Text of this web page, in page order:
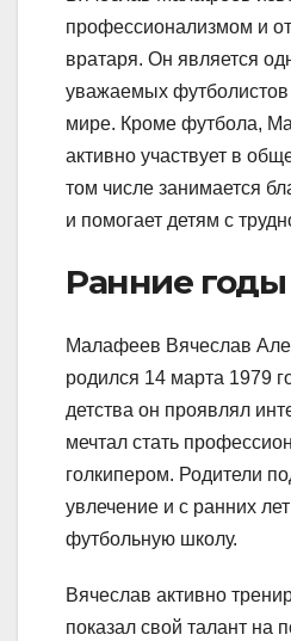
профессионализмом и
вратаря. Он является
уважаемых
мире. Кроме футбола,
активно участвует в
том числе занимается
и помогает детям с
Ранние годы
Малафеев Вячеслав
родился 14 марта 1979
детства он проявлял
мечтал стать
голкипером. Родители
увлечение и с ранних
футбольную школу.
Вячеслав активно
показал свой талант на